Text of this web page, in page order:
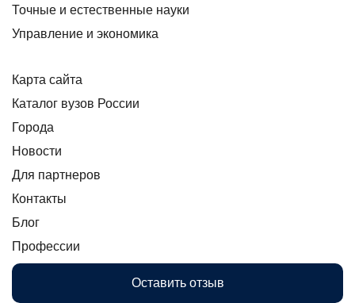
Точные и естественные науки
Управление и экономика
Карта сайта
Каталог вузов России
Города
Новости
Для партнеров
Контакты
Блог
Профессии
Оставить отзыв